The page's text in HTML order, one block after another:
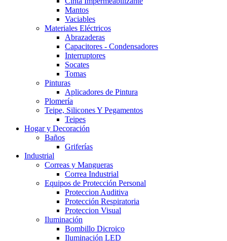
Mantos
Vaciables
Materiales Eléctricos
Abrazaderas
Capacitores - Condensadores
Interruptores
Socates
Tomas
Pinturas
Aplicadores de Pintura
Plomería
Teipe, Silicones Y Pegamentos
Teipes
Hogar y Decoración
Baños
Griferías
Industrial
Correas y Mangueras
Correa Industrial
Equipos de Protección Personal
Proteccion Auditiva
Protección Respiratoria
Proteccion Visual
Iluminación
Bombillo Dicroico
Iluminación LED